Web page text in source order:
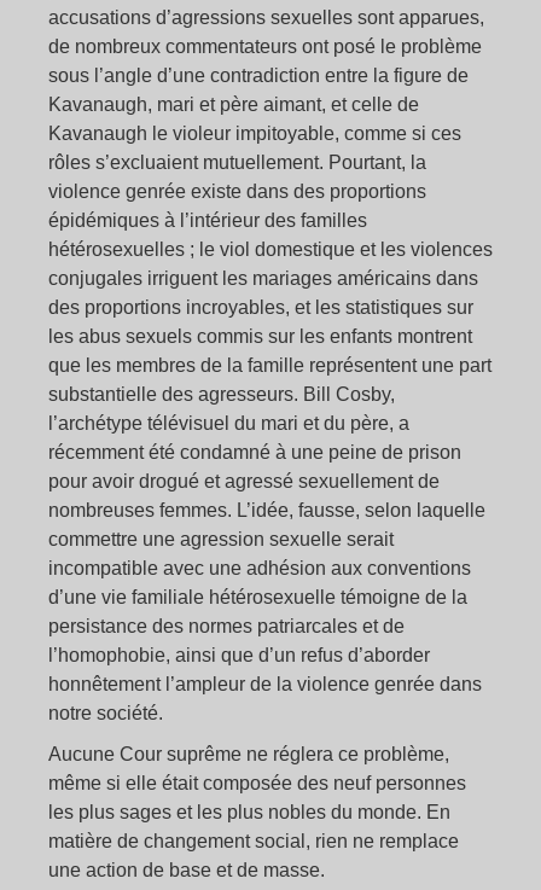
accusations d’agressions sexuelles sont apparues,
de nombreux commentateurs ont posé le problème
sous l’angle d’une contradiction entre la figure de
Kavanaugh, mari et père aimant, et celle de
Kavanaugh le violeur impitoyable, comme si ces
rôles s’excluaient mutuellement. Pourtant, la
violence genrée existe dans des proportions
épidémiques à l’intérieur des familles
hétérosexuelles ; le viol domestique et les violences
conjugales irriguent les mariages américains dans
des proportions incroyables, et les statistiques sur
les abus sexuels commis sur les enfants montrent
que les membres de la famille représentent une part
substantielle des agresseurs. Bill Cosby,
l’archétype télévisuel du mari et du père, a
récemment été condamné à une peine de prison
pour avoir drogué et agressé sexuellement de
nombreuses femmes. L’idée, fausse, selon laquelle
commettre une agression sexuelle serait
incompatible avec une adhésion aux conventions
d’une vie familiale hétérosexuelle témoigne de la
persistance des normes patriarcales et de
l’homophobie, ainsi que d’un refus d’aborder
honnêtement l’ampleur de la violence genrée dans
notre société.
Aucune Cour suprême ne réglera ce problème,
même si elle était composée des neuf personnes
les plus sages et les plus nobles du monde. En
matière de changement social, rien ne remplace
une action de base et de masse.